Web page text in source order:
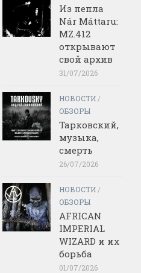
Из пепла
Nár Máttaru:
MZ.412
открывают
свой архив
31/07/2026
НОВОСТИ /
ОБЗОРЫ
Тарковский,
музыка,
смерть
26/07/2026
НОВОСТИ /
ОБЗОРЫ
AFRICAN
IMPERIAL
WIZARD и их
борьба
01/07/2026